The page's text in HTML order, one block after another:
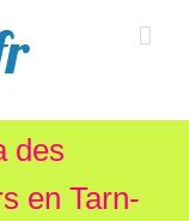
des
en Tarn-